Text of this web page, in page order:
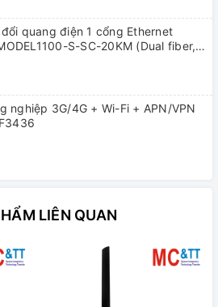
quang điện 1 cổng Ethernet
S-SC-20KM (Dual fiber,
nghiệp 3G/4G + Wi-Fi + APN/VPN
LIÊN QUAN